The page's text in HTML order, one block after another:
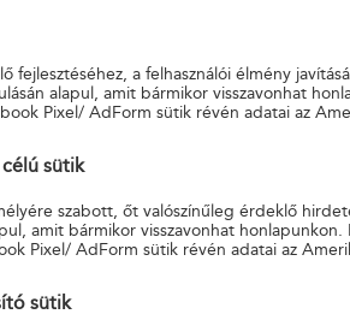
a keresést!
fejlesztéséhez, a felhasználói élmény
alapul, amit bármikor visszavonhat
Pixel/ AdForm sütik révén adatai az
sütik
szabott, őt valószínűleg érdeklő
amit bármikor visszavonhat
Pixel/ AdForm sütik révén adatai az
sütik
INFORMÁCIÓ